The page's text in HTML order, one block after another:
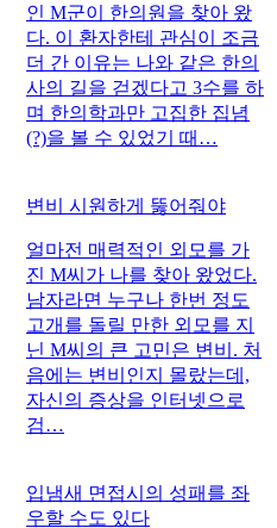
인 M군이 한의원을 찾아 왔
다. 이 환자한테 관심이 조금
더 간 이유는 나와 같은 한의
사의 길을 걷겠다고 3수를 하
며 한의학과만 고집한 집념
(?)을 볼 수 있었기 때…
변비 시원하게 뚫어줘야
얼마전 매력적인 외모를 가
진 M씨가 나를 찾아 왔었다.
남자라면 누구나 한번 정도
고개를 돌릴 만한 외모를 지
닌 M씨의 큰 고민은 변비. 처
음에는 변비인지 몰랐는데,
자신의 증상을 인터넷으로
검…
입냄새 면접시의 성패를 좌
우할 수도 있다